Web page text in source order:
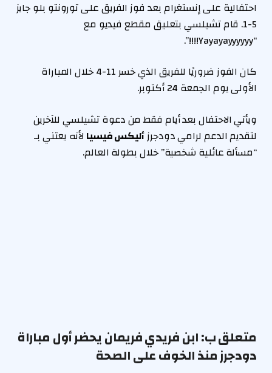
احتفالية على إنستغرام بعد فوز الفريق على تورونتو بلو جايز
5-1. قام تشيلسي بتعليق مقطع فيديو مع
“Yayayayyyyyy!!!!”.
كان الفوز ضروريًا للفريق الذي خسر 11-4 خلال المباراة
الأولى يوم الجمعة 24 أكتوبر.
ويأتي الاحتفال بعد أيام فقط من دعوة تشيلسي للآخرين
لتقديم الدعم لرامي دودجرزأليكس فيسيا لأنه يعتني بـ
“مسألة عائلية شخصية” خلال بطولة العالم.
متعلق ب:ابن فريدي فريمان يحضر أول مباراة
دودجرز منذ الخوف على الصحة